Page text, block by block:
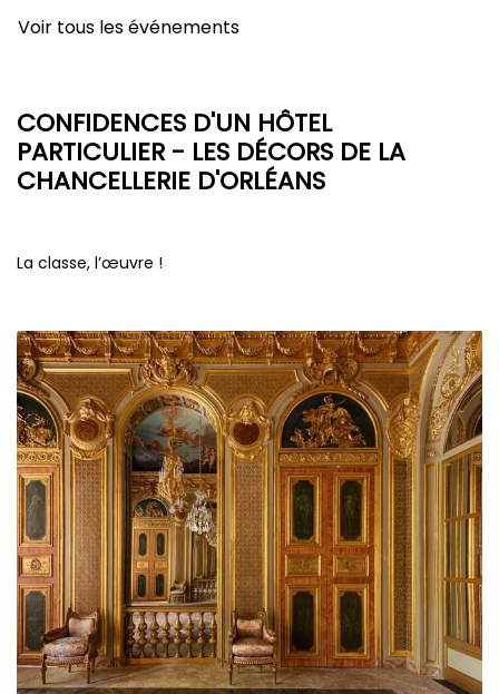
Voir tous les événements
CONFIDENCES D'UN HÔTEL
PARTICULIER - LES DÉCORS DE LA
CHANCELLERIE D'ORLÉANS
La classe, l’œuvre !